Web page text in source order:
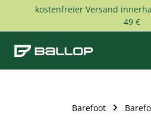
Zum Hauptinhalt springen
kostenfreier Versand
49 €
Barefoot